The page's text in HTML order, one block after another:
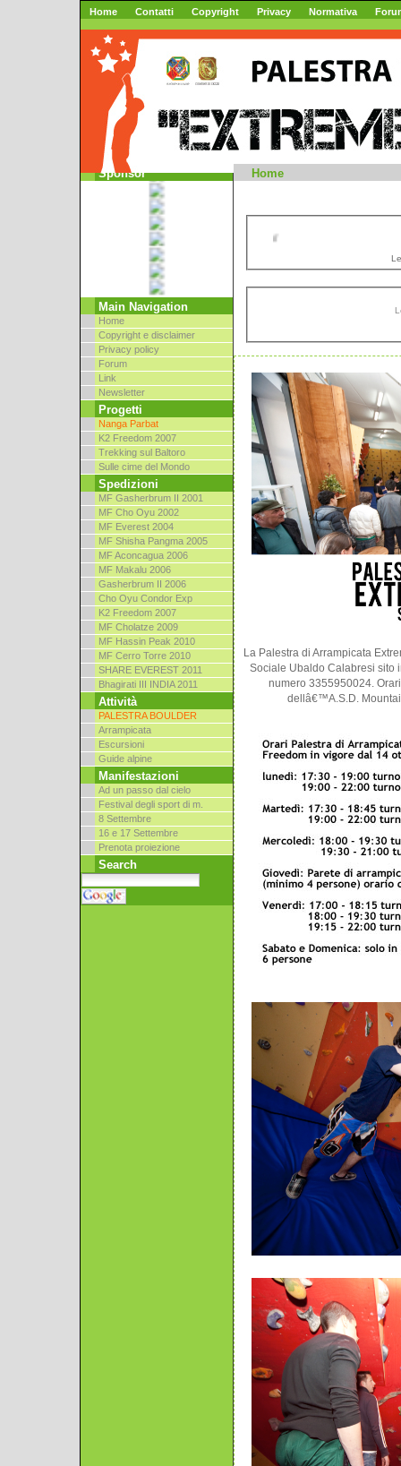
Home Contatti Copyright Privacy Normativa
Sponsor
Main Navigation
Home
Copyright e disclaimer
Privacy policy
Forum
Link
Newsletter
Progetti
Nanga Parbat
K2 Freedom 2007
Trekking sul Baltoro
Sulle cime del Mondo
Spedizioni
MF Gasherbrum II 2001
MF Cho Oyu 2002
MF Everest 2004
MF Shisha Pangma 2005
MF Aconcagua 2006
MF Makalu 2006
Gasherbrum II 2006
Cho Oyu Condor Exp
K2 Freedom 2007
MF Cholatze 2009
MF Hassin Peak 2010
MF Cerro Torre 2010
SHARE EVEREST 2011
Bhagirati III INDIA 2011
Attività
PALESTRA BOULDER
Arrampicata
Escursioni
Guide alpine
Manifestazioni
Ad un passo dal cielo
Festival degli sport di m.
8 Settembre
16 e 17 Settembre
Prenota proiezione
Search
Home
La Palestra di Arrampicata
Sociale Ubaldo Calabresi sito
numero 3355950024.
dellâ€™A.S.D.